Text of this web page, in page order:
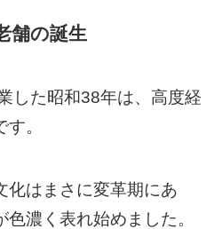
舗の誕生
した昭和38年は、高度経
。
化はまさに変革期にあ
濃く表れ始めました。